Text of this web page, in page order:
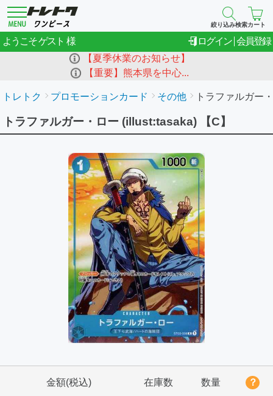
絞り込み検索カート
ようこそゲスト ログイン 会員登録
【夏季休業のお知らせ】
【重要】熊本県を中心...
トレトク プロモーションカード その他 トラファルガー
トラファルガー・ロー (illust:tasaka) 【C】
金額(税込) 在庫数 数量 ？